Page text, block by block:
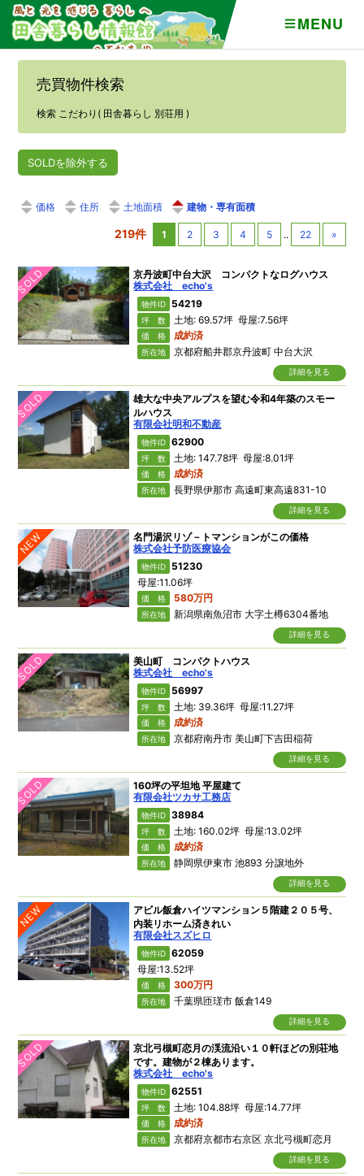
MENU
売買物件検索
検索 こだわり( 田舎暮らし 別荘用 )
SOLDを除外する
価格 住所 土地面積 建物・専有面積
219件 1 2 3 4 5 .. 22 »
SOLD
京丹波町中台大沢 コンパクトなログハウス
株式会社 echo's
物件ID 54219
坪 数 土地: 69.57坪 母屋:7.56坪
価 格 成約済
所在地 京都府船井郡京丹波町 中台大沢
詳細を見る
SOLD
雄大な中央アルプスを望む令和4年築のスモー
ルハウス
有限会社明和不動産
物件ID 62900
坪 数 土地: 147.78坪 母屋:8.01坪
価 格 成約済
所在地 長野県伊那市 高遠町東高遠831-10
詳細を見る
NEW
名門湯沢リゾ－トマンションがこの価格
株式会社予防医療協会
物件ID
51230
母屋:11.06坪
価 格 580万円
所在地 新潟県南魚沼市 大字土樽6304番地
詳細を見る
SOLD
美山町 コンパクトハウス
株式会社 echo's
物件ID 56997
坪 数 土地: 39.36坪 母屋:11.27坪
価 格 成約済
所在地 京都府南丹市 美山町下吉田稲荷
詳細を見る
SOLD
160坪の平坦地 平屋建て
有限会社ツカサ工務店
物件ID 38984
坪 数 土地: 160.02坪 母屋:13.02坪
価 格 成約済
所在地 静岡県伊東市 池893 分譲地外
詳細を見る
NEW
アビル飯倉ハイツマンション５階建２０５号、
内装リホーム済きれい
有限会社スズヒロ
物件ID
62059
母屋:13.52坪
価 格 300万円
所在地 千葉県匝瑳市 飯倉149
詳細を見る
SOLD
京北弓槻町恋月の渓流沿い１０軒ほどの別荘地
です。建物が２棟あります。
株式会社 echo's
物件ID 62551
坪 数 土地: 104.88坪 母屋:14.77坪
価 格 成約済
所在地 京都府京都市右京区 京北弓槻町恋月
詳細を見る